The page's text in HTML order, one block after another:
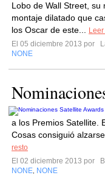
Lobo de Wall Street,
montaje dilatado que
los Oscar de este...
El 05 diciembre 2013 por
NONE
a los Premios Satellite.
Cosas consiguió
resto
El 02 diciembre 2013 por
NONE NONE